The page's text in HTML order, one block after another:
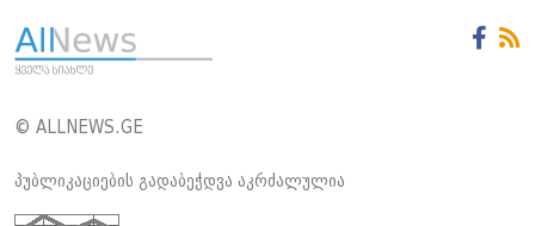
© ALLNEWS.GE
პუბლიკაციების გადაბეჭდვა აკრძალულია